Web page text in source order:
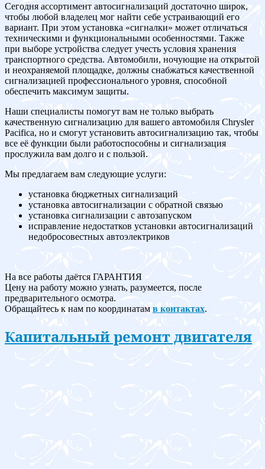
Сегодня ассортимент автосигнализаций достаточно широк,
чтобы любой владелец мог найти себе устраивающий его
вариант. При этом установка «сигналки» может отличаться
техническими и функциональными особенностями. Также
при выборе устройства следует учесть условия хранения
транспортного средства. Автомобили, ночующие на открытой
и неохраняемой площадке, должны снабжаться качественной
сигнализацией профессионального уровня, способной
обеспечить максимум защиты.
Наши специалисты помогут вам не только выбрать
качественную сигнализацию для вашего автомобиля Chrysler
Pacifica, но и смогут установить автосигнализацию так, чтобы
все её функции были работоспособны и сигнализация
прослужила вам долго и с пользой.
Мы предлагаем вам следующие услуги:
установка бюджетных сигнализаций
установка автосигнализации с обратной связью
установка сигнализации с автозапуском
исправление недостатков установки автосигнализаций
недобросовестных автоэлектриков
На все работы даётся ГАРАНТИЯ
Цену на работу можно узнать, разумеется, после
предварительного осмотра.
Обращайтесь к нам по координатам в контактах.
Капитальный ремонт двигателя